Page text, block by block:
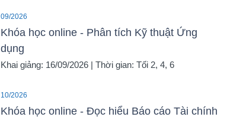
09/2026
Khóa học online - Phân tích Kỹ thuật Ứng
dụng
Khai giảng: 16/09/2026 | Thời gian: Tối 2, 4, 6
10/2026
Khóa học online - Đọc hiểu Báo cáo Tài chính